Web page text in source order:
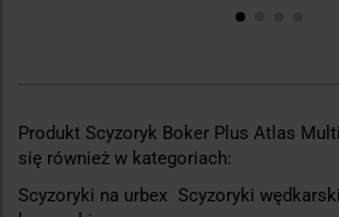
Produkt Scyzoryk Boker Plus Atlas
się również w kategoriach:
Scyzoryki na urbex Scyzoryki